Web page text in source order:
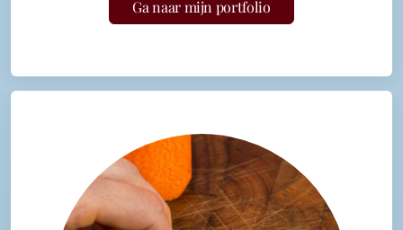
Ga naar mijn portfolio